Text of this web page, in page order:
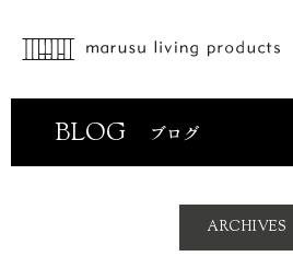
BLOG ブログ
ARCHIVES